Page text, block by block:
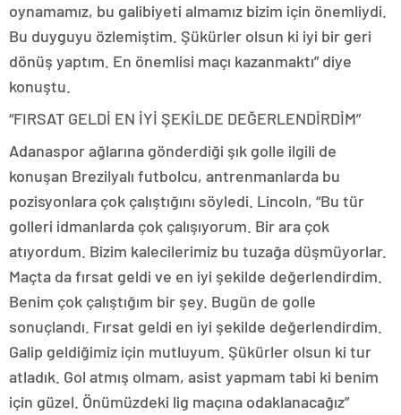
oynamamız, bu galibiyeti almamız bizim için önemliydi.
Bu duyguyu özlemiştim. Şükürler olsun ki iyi bir geri
dönüş yaptım. En önemlisi maçı kazanmaktı” diye
konuştu.
“FIRSAT GELDİ EN İYİ ŞEKİLDE DEĞERLENDİRDİM”
Adanaspor ağlarına gönderdiği şık golle ilgili de
konuşan Brezilyalı futbolcu, antrenmanlarda bu
pozisyonlara çok çalıştığını söyledi. Lincoln, “Bu tür
golleri idmanlarda çok çalışıyorum. Bir ara çok
atıyordum. Bizim kalecilerimiz bu tuzağa düşmüyorlar.
Maçta da fırsat geldi ve en iyi şekilde değerlendirdim.
Benim çok çalıştığım bir şey. Bugün de golle
sonuçlandı. Fırsat geldi en iyi şekilde değerlendirdim.
Galip geldiğimiz için mutluyum. Şükürler olsun ki tur
atladık. Gol atmış olmam, asist yapmam tabi ki benim
için güzel. Önümüzdeki lig maçına odaklanacağız”